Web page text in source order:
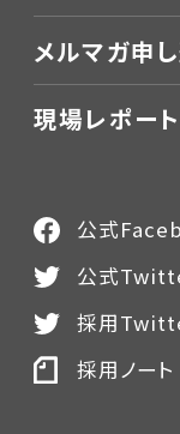
メルマガ申
現場レポート
公式
公式
採用
採用ノート